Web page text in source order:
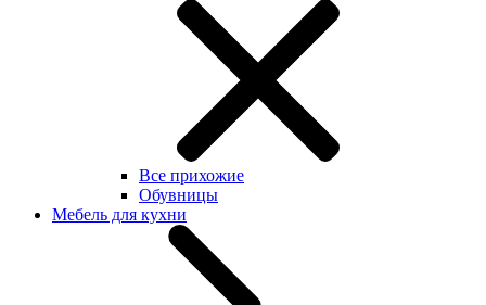
Все прихожие
Обувницы
Мебель для кухни